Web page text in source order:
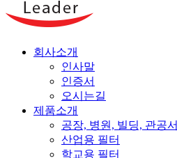
회사소개
인사말
인증서
오시는길
제품소개
공장, 병원, 빌딩, 관공서
산업용 필터
학교용 필터